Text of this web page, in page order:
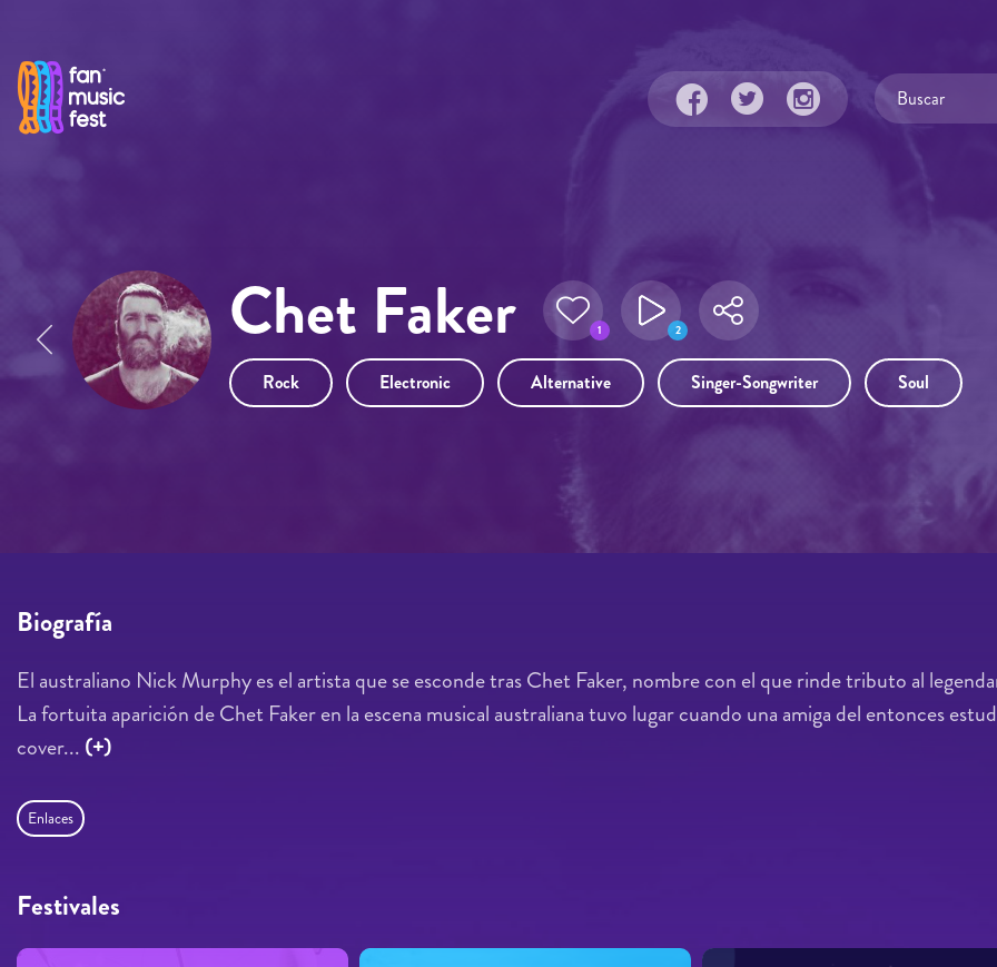
Chet Faker 1 2
Rock Electronic Alternative Singer-Songwriter Soul
Biografía
El australiano Nick Murphy es el artista que se esconde tras Chet Faker, nombre con el que rinde tributo al
La fortuita aparición de Chet Faker en la escena musical australiana tuvo lugar cuando una amiga del entonces
cover... (+)
Enlaces
Festivales